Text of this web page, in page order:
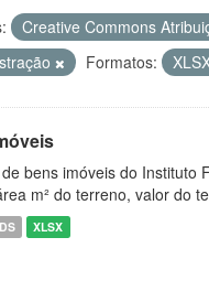
Creative Commons
Formatos:
bens imóveis do Instituto
m² do terreno, valor do
XLSX